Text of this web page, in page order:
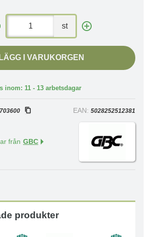
st
LÄGG I VARUKORGEN
inom: 11 - 13 arbetsdagar
EAN: 5028252512381
från GBC
produkter